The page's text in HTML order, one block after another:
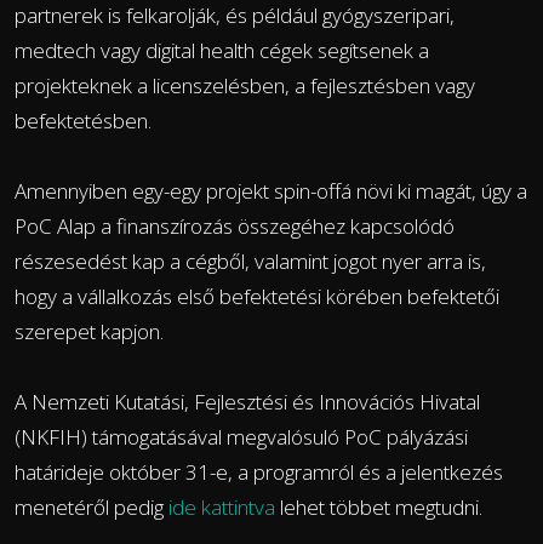
partnerek is felkarolják, és például gyógyszeripari,
medtech vagy digital health cégek segítsenek a
projekteknek a licenszelésben, a fejlesztésben vagy
befektetésben.
Amennyiben egy-egy projekt spin-offá növi ki magát, úgy a
PoC Alap a finanszírozás összegéhez kapcsolódó
részesedést kap a cégből, valamint jogot nyer arra is,
hogy a vállalkozás első befektetési körében befektetői
szerepet kapjon.
A Nemzeti Kutatási, Fejlesztési és Innovációs Hivatal
(NKFIH) támogatásával megvalósuló PoC pályázási
határideje október 31-e, a programról és a jelentkezés
menetéről pedig ide kattintva lehet többet megtudni.